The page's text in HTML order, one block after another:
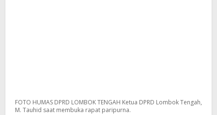
FOTO HUMAS DPRD LOMBOK TENGAH Ketua DPRD Lombok Tengah,
M. Tauhid saat membuka rapat paripurna.